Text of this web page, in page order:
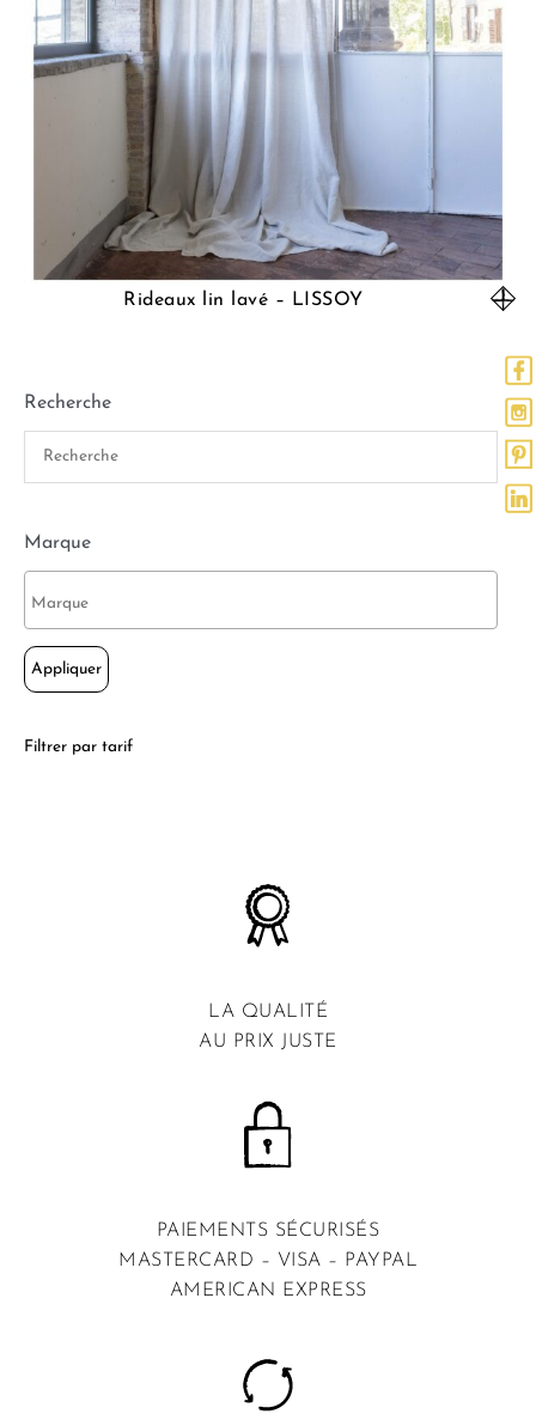
Recherche
Marque
Appliquer
Filtrer par tarif
Rideaux lin lavé – LISSOY
LA QUALITÉ
AU PRIX JUSTE
PAIEMENTS SÉCURISÉS
MASTERCARD – VISA – PAYPAL
AMERICAN EXPRESS